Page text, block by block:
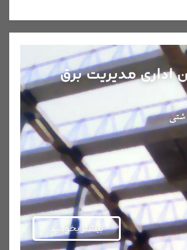
اداری مدیریت برق
بیشتر بخوانید